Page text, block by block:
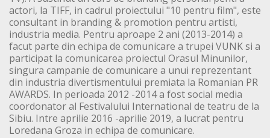
actori, la TIFF, in cadrul proiectului "10 pentru film", este
consultant in branding & promotion pentru artisti,
industria media. Pentru aproape 2 ani (2013-2014) a
facut parte din echipa de comunicare a trupei VUNK si a
participat la comunicarea proiectul Orasul Minunilor,
singura campanie de comunicare a unui reprezentant
din industria divertismentului premiata la Romanian PR
AWARDS. In perioada 2012 -2014 a fost social media
coordonator al Festivalului International de teatru de la
Sibiu. Intre aprilie 2016 -aprilie 2019, a lucrat pentru
Loredana Groza in echipa de comunicare.